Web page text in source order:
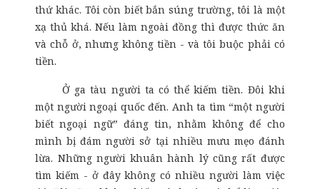
thứ khác. Tôi còn biết bắn súng trường, tôi là một
xạ thủ khá. Nếu làm ngoài đồng thì được thức ăn
và chỗ ở, nhưng không tiền - và tôi buộc phải có
tiền.
Ở ga tàu người ta có thể kiếm tiền. Đôi khi
một người ngoại quốc đến. Anh ta tìm “một người
biết ngoại ngữ” đáng tin, nhằm không để cho
mình bị đám người sở tại nhiều mưu mẹo đánh
lừa. Những người khuân hành lý cũng rất được
tìm kiếm - ở đây không có nhiều người làm việc